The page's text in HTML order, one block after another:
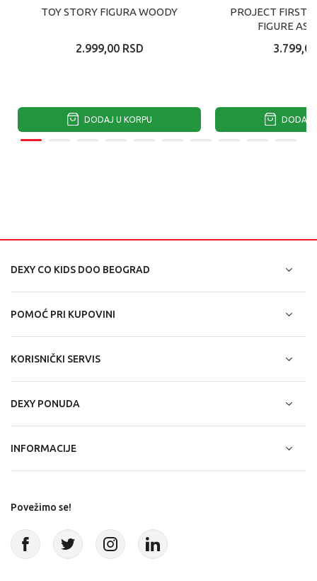
TOY STORY FIGURA WOODY
2.999,00 RSD
DODAJ U KORPU
PROJECT FIRST
FIGURE
3.799,00
DODAJ
DEXY CO KIDS DOO BEOGRAD
POMOĆ PRI KUPOVINI
KORISNIČKI SERVIS
DEXY PONUDA
INFORMACIJE
Povežimo se!